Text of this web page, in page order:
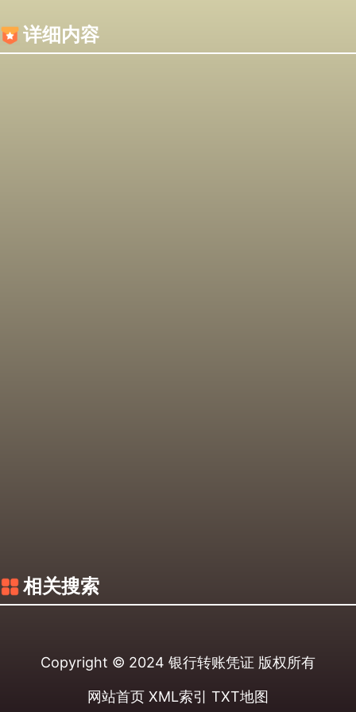
详细内容
相关搜索
Copyright © 2024 银行转账凭证 版权所有
网站首页 XML索引 TXT地图